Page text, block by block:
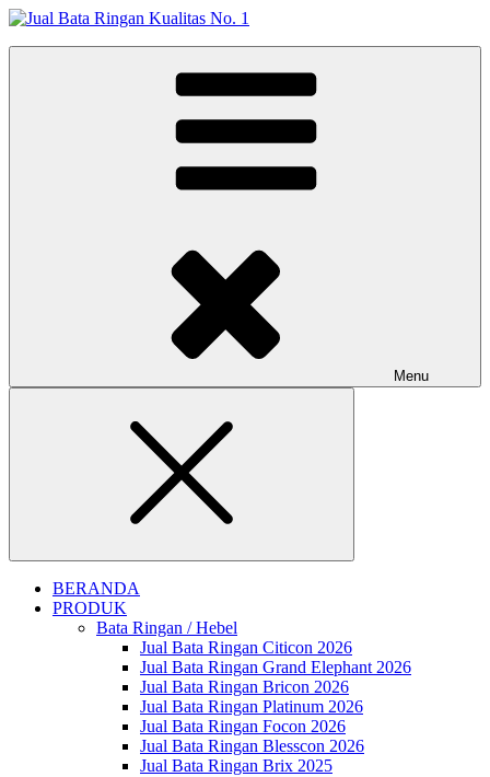
Skip
Jual Bata Ringan Kualitas No. 1
Menu
Close
BERANDA
PRODUK
Bata Ringan / Hebel
Jual Bata Ringan Citicon 2026
Jual Bata Ringan Grand Elephant 2026
Jual Bata Ringan Bricon 2026
Jual Bata Ringan Platinum 2026
Jual Bata Ringan Focon 2026
Jual Bata Ringan Blesscon 2026
Jual Bata Ringan Brix 2025